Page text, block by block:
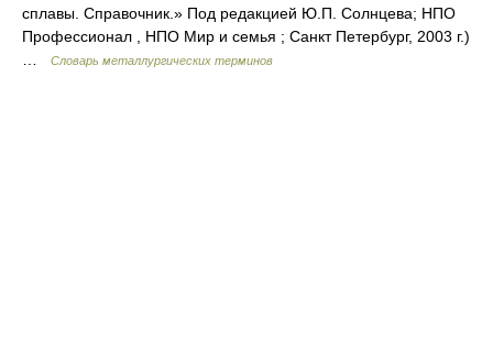
сплавы. Справочник.» Под редакцией Ю.П. Солнцева; НПО
Профессионал , НПО Мир и семья ; Санкт Петербург, 2003 г.)
Словарь металлургических терминов